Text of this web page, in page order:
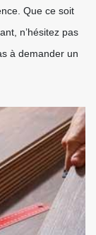
Que ce soit
n’hésitez pas
à demander un